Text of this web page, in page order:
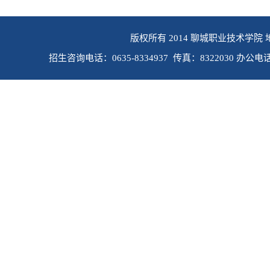
版权所有 2014 聊城职业技术学院
招生咨询电话：0635-8334937 传真：8322030 办公电